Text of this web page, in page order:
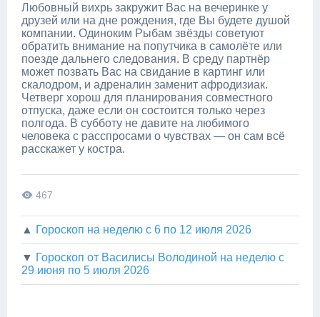
Любовный вихрь закружит Вас на вечеринке у
друзей или на дне рождения, где Вы будете душой
компании. Одиноким Рыбам звёзды советуют
обратить внимание на попутчика в самолёте или
поезде дальнего следования. В среду партнёр
может позвать Вас на свидание в картинг или
скалодром, и адреналин заменит афродизиак.
Четверг хорош для планирования совместного
отпуска, даже если он состоится только через
полгода. В субботу не давите на любимого
человека с расспросами о чувствах — он сам всё
расскажет у костра.
467
▲ Гороскоп на неделю с 6 по 12 июля 2026
▼ Гороскоп от Василисы Володиной на неделю с
29 июня по 5 июля 2026